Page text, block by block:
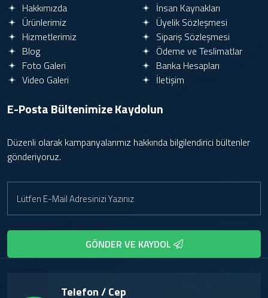
Hakkımızda
Ürünlerimiz
Hizmetlerimiz
Blog
Foto Galeri
Video Galeri
İnsan Kaynakları
Üyelik Sözleşmesi
Sipariş Sözleşmesi
Ödeme ve Teslimatlar
Banka Hesapları
İletişim
E-Posta BültenimizeKaydolun
Düzenli olarak kampanyalarımız hakkında bilgilendirici bültenler
gönderiyoruz.
GÖNDER VE KAYDOL
Telefon / Cep